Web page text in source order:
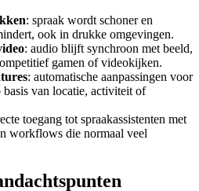
: spraak wordt schoner en
ook in drukke omgevingen.
: audio blijft synchroon met beeld,
gamen of videokijken.
: automatische aanpassingen voor
van locatie, activiteit of
toegang tot spraakassistenten met
workflows die normaal veel